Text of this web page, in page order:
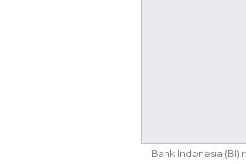
Bank Indonesia (BI)